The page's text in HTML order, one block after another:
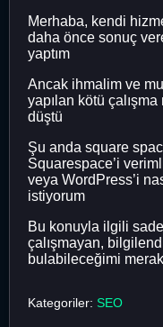
Merhaba, kendi
daha önce sonuç
yaptım
Ancak ihmalim ve
yapılan kötü
düştü
Şu anda square
Squarespace’i
veya WordPress’i
istiyorum
Bu konuyla ilgili
çalışmayan,
bulabileceğimi
Kategoriler: SEO